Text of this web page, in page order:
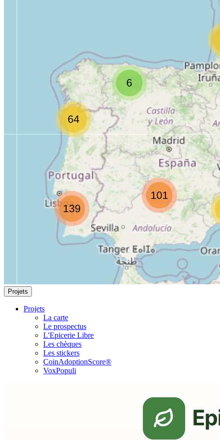
Projets
Projets
La carte
Le prospectus
L'Epicerie Libre
Les chèques
Les stickers
CoinAdoptionScore®
VoxPopuli